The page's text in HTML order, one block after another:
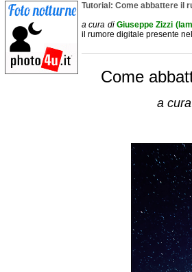
Tutorial: Come abbattere il
a cura di Giuseppe Zizzi
il rumore digitale presente
Come
a